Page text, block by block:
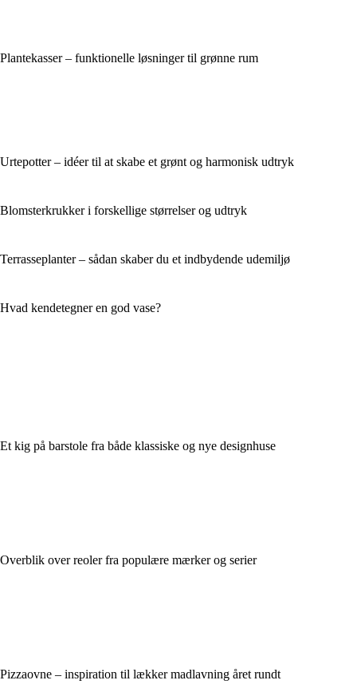
Plantekasser – funktionelle løsninger til grønne rum
Urtepotter – idéer til at skabe et grønt og harmonisk udtryk
Blomsterkrukker i forskellige størrelser og udtryk
Terrasseplanter – sådan skaber du et indbydende udemiljø
Hvad kendetegner en god vase?
Et kig på barstole fra både klassiske og nye designhuse
Overblik over reoler fra populære mærker og serier
Pizzaovne – inspiration til lækker madlavning året rundt